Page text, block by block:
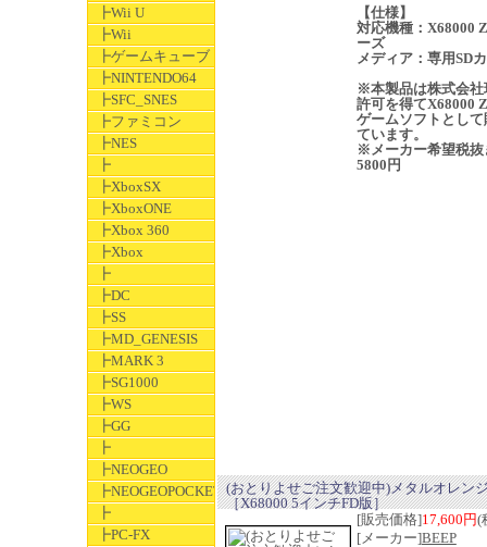
┣Wii U
┣Wii
┣ゲームキューブ
┣NINTENDO64
┣SFC_SNES
┣ファミコン
┣NES
┣
┣XboxSX
┣XboxONE
┣Xbox 360
┣Xbox
┣
┣DC
┣SS
┣MD_GENESIS
┣MARK 3
┣SG1000
┣WS
┣GG
┣
┣NEOGEO
┣NEOGEOPOCKET
┣
┣PC-FX
【仕様】
対応機種：X68000
ーズ
メディア：専用SD
※本製品は株式会社
許可を得てX68000
ゲームソフトとして
ています。
※メーカー希望税抜
5800円
(おとりよせご注文歓迎中)メタルオレン
［X68000 5インチFD版］
[販売価格]17,600円(
[メーカー]BEEP